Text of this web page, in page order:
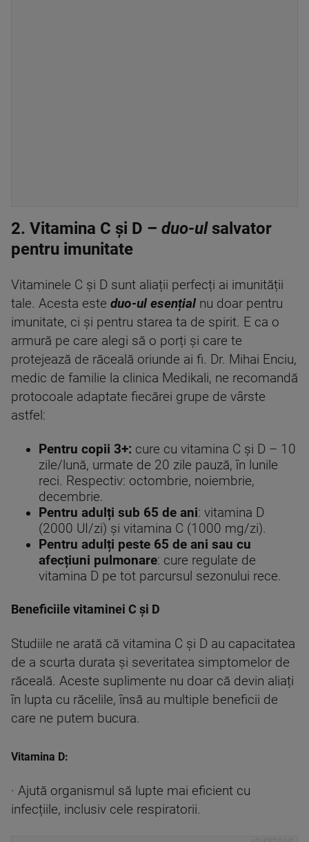
2. Vitamina C și D – duo-ulsalvator
pentru imunitate
Vitaminele C și D sunt aliații perfecți ai imunității
tale. Acesta este duo-ul esențial nu doar pentru
imunitate, ci și pentru starea ta de spirit. E ca o
armură pe care alegi să o porți și care te
protejează de răceală oriunde ai fi. Dr. Mihai Enciu,
medic de familie la clinica Medikali, ne recomandă
protocoale adaptate fiecărei grupe de vârste
astfel:
Pentru copii 3+: cure cu vitamina C și D – 10
zile/lună, urmate de 20 zile pauză, în lunile
reci. Respectiv: octombrie, noiembrie,
decembrie.
Pentru adulți sub 65 de ani: vitamina D
(2000 UI/zi) și vitamina C (1000 mg/zi).
Pentru adulți peste 65 de ani sau cu
afecțiuni pulmonare: cure regulate de
vitamina D pe tot parcursul sezonului rece.
Beneficiile vitaminei C și D
Studiile ne arată că vitamina C și D au capacitatea
de a scurta durata și severitatea simptomelor de
răceală. Aceste suplimente nu doar că devin aliați
în lupta cu răcelile, însă au multiple beneficii de
care ne putem bucura.
Vitamina D:
· Ajută organismul să lupte mai eficient cu
infecțiile, inclusiv cele respiratorii.